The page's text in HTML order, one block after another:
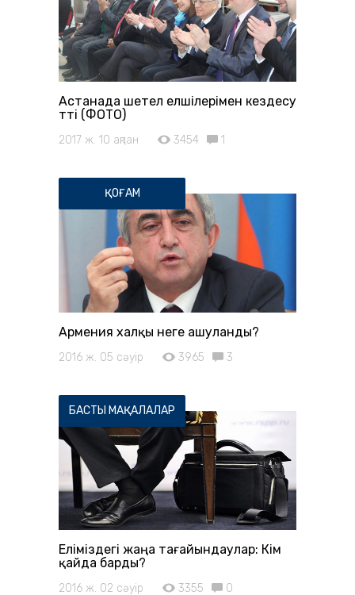
Астанада шетел елшілерімен кездесу
өтті (ФОТО)
2017 ж. 10 ақпан 3454 1
ҚОҒАМ
Армения халқы неге ашуланды?
2016 ж. 05 сәуір 3965 3
БАСТЫ МАҚАЛАЛАР
Еліміздегі жаңа тағайындаулар: Кім
қайда барды?
2016 ж. 02 сәуір 3355 0